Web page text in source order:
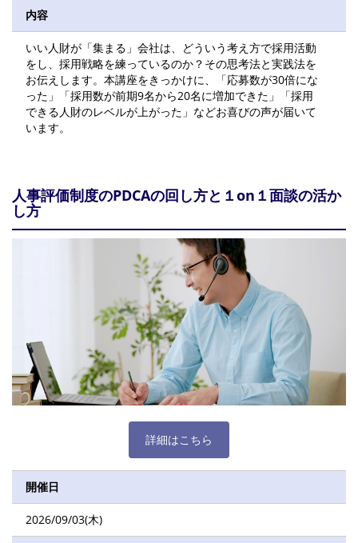
内容
いい人財が「集まる」会社は、どういう考え方で採用活動
をし、採用戦略を練っているのか？その思考法と実践法を
お伝えします。本講座をきっかけに、「応募数が30倍にな
った」「採用数が前期9名から20名に増加できた」「採用
できる人財のレベルが上がった」などお喜びの声が届いて
います。
人事評価制度のPDCAの回し方と１on１面談の活か
し方
詳細はこちら
開催日
2026/09/03(木)